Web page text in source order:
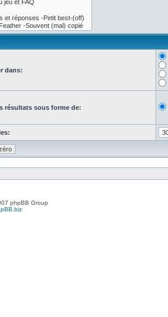
dans:
résultats sous forme de:
phpBB Group